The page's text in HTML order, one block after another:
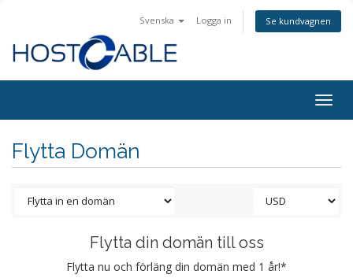
Svenska Logga in Se kundvagnen
Flytta Domän
Flytta din domän till oss
Flytta nu och förläng din domän med 1 år!*